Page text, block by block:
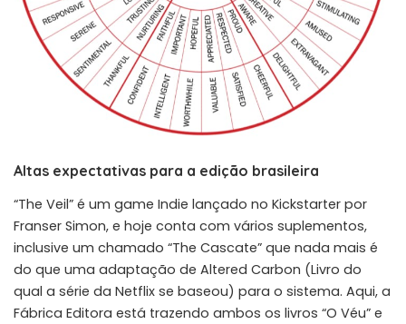
Altas expectativas para a edição brasileira
“The Veil” é um game Indie lançado no Kickstarter por
Franser Simon, e hoje conta com vários suplementos,
inclusive um chamado “The Cascate” que nada mais é
do que uma adaptação de Altered Carbon (Livro do
qual a série da Netflix se baseou) para o sistema. Aqui, a
Fábrica Editora está trazendo ambos os livros “O Véu” e